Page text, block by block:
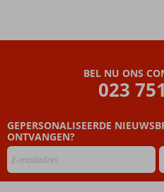
BEL NU ONS
023
GEPERSONALISEERDE
ONTVANGEN?